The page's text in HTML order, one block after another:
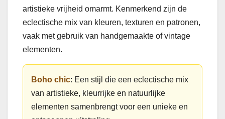
artistieke vrijheid omarmt. Kenmerkend zijn de
eclectische mix van kleuren, texturen en patronen,
vaak met gebruik van handgemaakte of vintage
elementen.
Boho chic: Een stijl die een eclectische mix
van artistieke, kleurrijke en natuurlijke
elementen samenbrengt voor een unieke en